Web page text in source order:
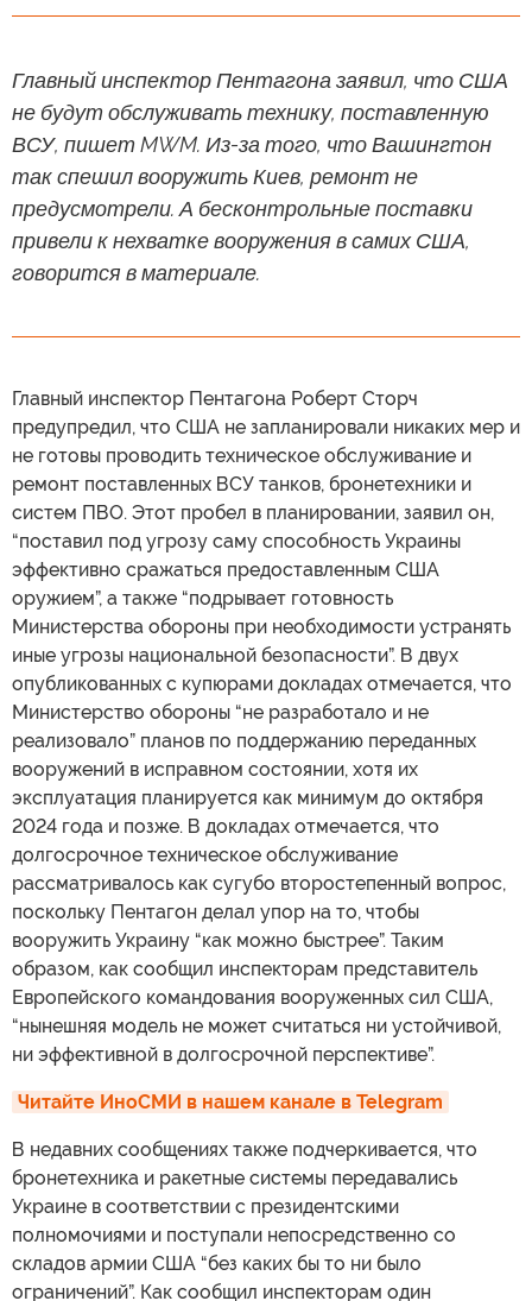
Главный инспектор Пентагона заявил, что США
не будут обслуживать технику, поставленную
ВСУ, пишет MWM. Из-за того, что Вашингтон
так спешил вооружить Киев, ремонт не
предусмотрели. А бесконтрольные поставки
привели к нехватке вооружения в самих США,
говорится в материале.
Главный инспектор Пентагона Роберт Сторч
предупредил, что США не запланировали никаких мер и
не готовы проводить техническое обслуживание и
ремонт поставленных ВСУ танков, бронетехники и
систем ПВО. Этот пробел в планировании, заявил он,
“поставил под угрозу саму способность Украины
эффективно сражаться предоставленным США
оружием”, а также “подрывает готовность
Министерства обороны при необходимости устранять
иные угрозы национальной безопасности”. В двух
опубликованных с купюрами докладах отмечается, что
Министерство обороны “не разработало и не
реализовало” планов по поддержанию переданных
вооружений в исправном состоянии, хотя их
эксплуатация планируется как минимум до октября
2024 года и позже. В докладах отмечается, что
долгосрочное техническое обслуживание
рассматривалось как сугубо второстепенный вопрос,
поскольку Пентагон делал упор на то, чтобы
вооружить Украину “как можно быстрее”. Таким
образом, как сообщил инспекторам представитель
Европейского командования вооруженных сил США,
“нынешняя модель не может считаться ни устойчивой,
ни эффективной в долгосрочной перспективе”.
Читайте ИноСМИ в нашем канале в Telegram
В недавних сообщениях также подчеркивается, что
бронетехника и ракетные системы передавались
Украине в соответствии с президентскими
полномочиями и поступали непосредственно со
складов армии США “без каких бы то ни было
ограничений”. Как сообщил инспекторам один